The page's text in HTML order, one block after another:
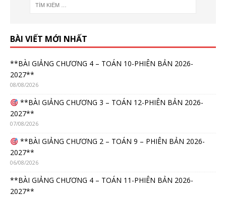
BÀI VIẾT MỚI NHẤT
**BÀI GIẢNG CHƯƠNG 4 – TOÁN 10-PHIÊN BẢN 2026-
2027**
08/08/2026
**BÀI GIẢNG CHƯƠNG 3 – TOÁN 12-PHIÊN BẢN 2026-
2027**
07/08/2026
**BÀI GIẢNG CHƯƠNG 2 – TOÁN 9 – PHIÊN BẢN 2026-
2027**
06/08/2026
**BÀI GIẢNG CHƯƠNG 4 – TOÁN 11-PHIÊN BẢN 2026-
2027**